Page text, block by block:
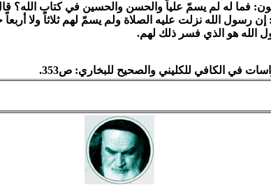
فما له لم يسمّ علياً والحسن والحسين في كتاب الله؟
إن رسول الله نزلت عليه الصلاة ولم يسمّ لهم ثلاثاً ولا
الله هو الذي فسر ذلك لهم.
في الكافي للكليني والصحيح للبخاري: ص353.